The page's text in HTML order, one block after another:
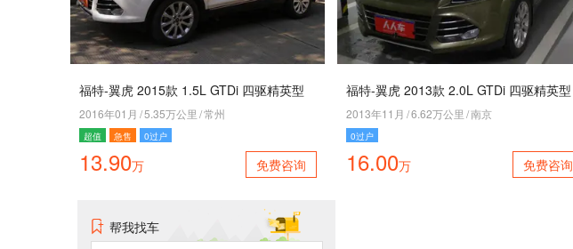
福特-翼虎 2015款 1.5L GTDi 四驱精英型
2016年01月 /5.35万公里 /常州
超值 急售 0过户
13.90万 免费咨询
福特-翼虎 2013款 2.0L GTDi 四驱精英型
2013年11月 /6.62万公里 /南京
0过户
16.00万 免费咨询
帮我找车